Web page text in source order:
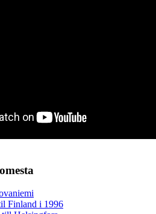
Finland i 1996